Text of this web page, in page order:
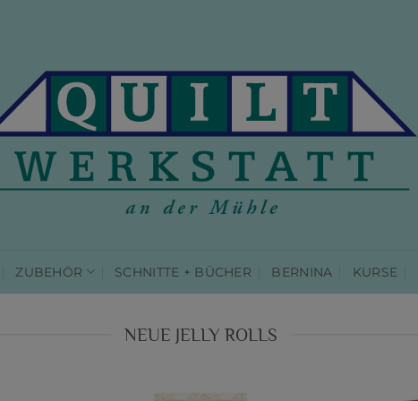
ZUBEHÖR SCHNITTE + BÜCHER BERNINA KURSE
NEUE JELLY ROLLS